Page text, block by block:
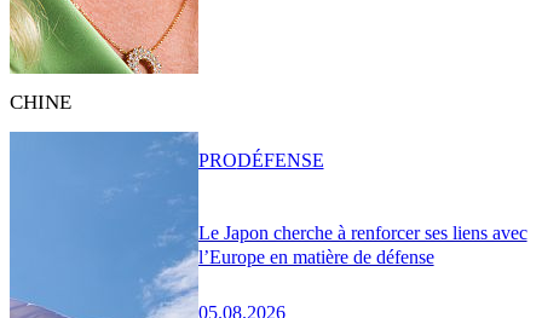
CHINE
Le Japon cherche à renforcer ses liens avec
l’Europe en matière de défense
05.08.2026
PRODÉFENSE